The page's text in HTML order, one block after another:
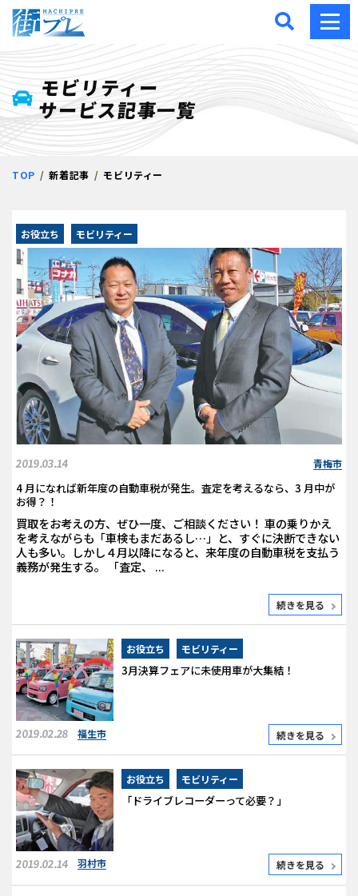
街プレ -東京・西多摩の
モビリティー
サービス記事一覧
TOP 新着記事 モビリティー
お役立ち モビリティー
4 月になれば新年度の自動車税が発生。査定を考えるなら、3 月中が
お得？！
買取をお考えの方、ぜひ一度、ご相談ください！ 車の乗りかえ
を考えながらも「車検もまだあるし…」と、すぐに決断できない
人も多い。しかし４月以降になると、来年度の自動車税を支払う
義務が発生する。 「査定、 ...
2019.03.14 青梅市
続きを見る
お役立ち モビリティー
3月決算フェアに未使用車が大集結！
2019.02.28 福生市 続きを見る
お役立ち モビリティー
「ドライブレコーダーって必要？」
2019.02.14 羽村市 続きを見る